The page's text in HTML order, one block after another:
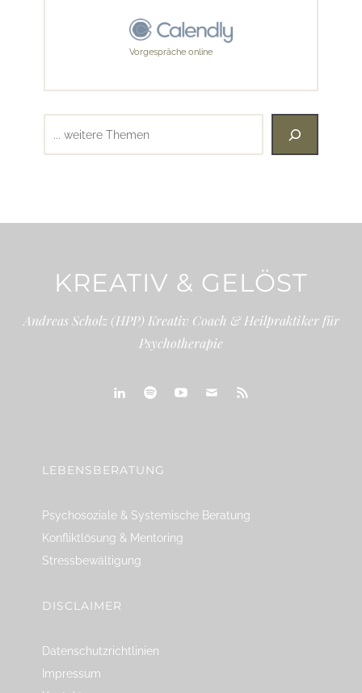
Vorgespräche online
KREATIV & GELÖST
Andreas Scholz (HPP) Kreativ Coach & Heilpraktiker für
Psychotherapie
LEBENSBERATUNG
Psychosoziale & Systemische Beratung
Konfliktlösung & Mentoring
Stressbewältigung
DISCLAIMER
Datenschutzrichtlinien
Impressum